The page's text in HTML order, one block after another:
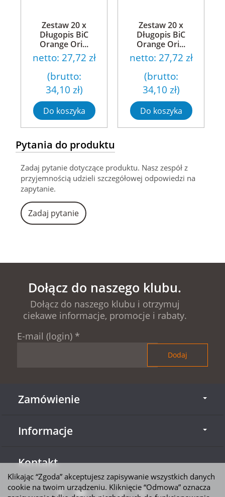
Zestaw 20 x
Długopis BiC
Orange Ori...
netto: 27,72 zł
(brutto:
34,10 zł)
Do koszyka
Zestaw 20 x
Długopis BiC
Orange Ori...
netto: 27,72 zł
(brutto:
34,10 zł)
Do koszyka
Pytania do produktu
Zadaj pytanie dotyczące produktu. Nasz zespół z
przyjemnością udzieli szczegółowej odpowiedzi na
zapytanie.
Zadaj pytanie
Dołącz do naszego klubu.
Dołącz do naszego klubu i otrzymuj
ciekawe informacje, promocje i rabaty.
E-mail (login) *
Zamówienie
Informacje
Kontakt
Klikając “Zgoda” akceptujesz zapisywanie wszystkich danych
cookie na twoim urządzeniu. Kliknięcie “Odmowa” oznacza